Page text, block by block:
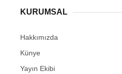
KURUMSAL
Hakkımızda
Künye
Yayın Ekibi